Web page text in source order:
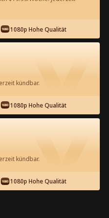
App ansehen
sich einen
Mann zu sein
61 62
1080p Hohe Qualität
kündbar.
1080p Hohe Qualität
kündbar.
1080p Hohe Qualität